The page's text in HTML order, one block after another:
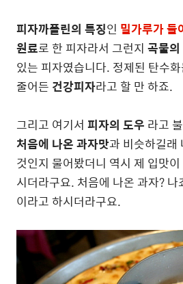
피자까플린의 특징인 밀가루가 들
원료로 한 피자라서 그런지 곡물
있는 피자였습니다. 정제된 탄수
줄어든 건강피자라고 할 만 하죠.
그리고 여기서 피자의 도우 라고
처음에 나온 과자맛과 비슷하길래
것인지 물어봤더니 역시 제 입맛
시더라구요. 처음에 나온 과자? 나
이라고 하시더라구요.